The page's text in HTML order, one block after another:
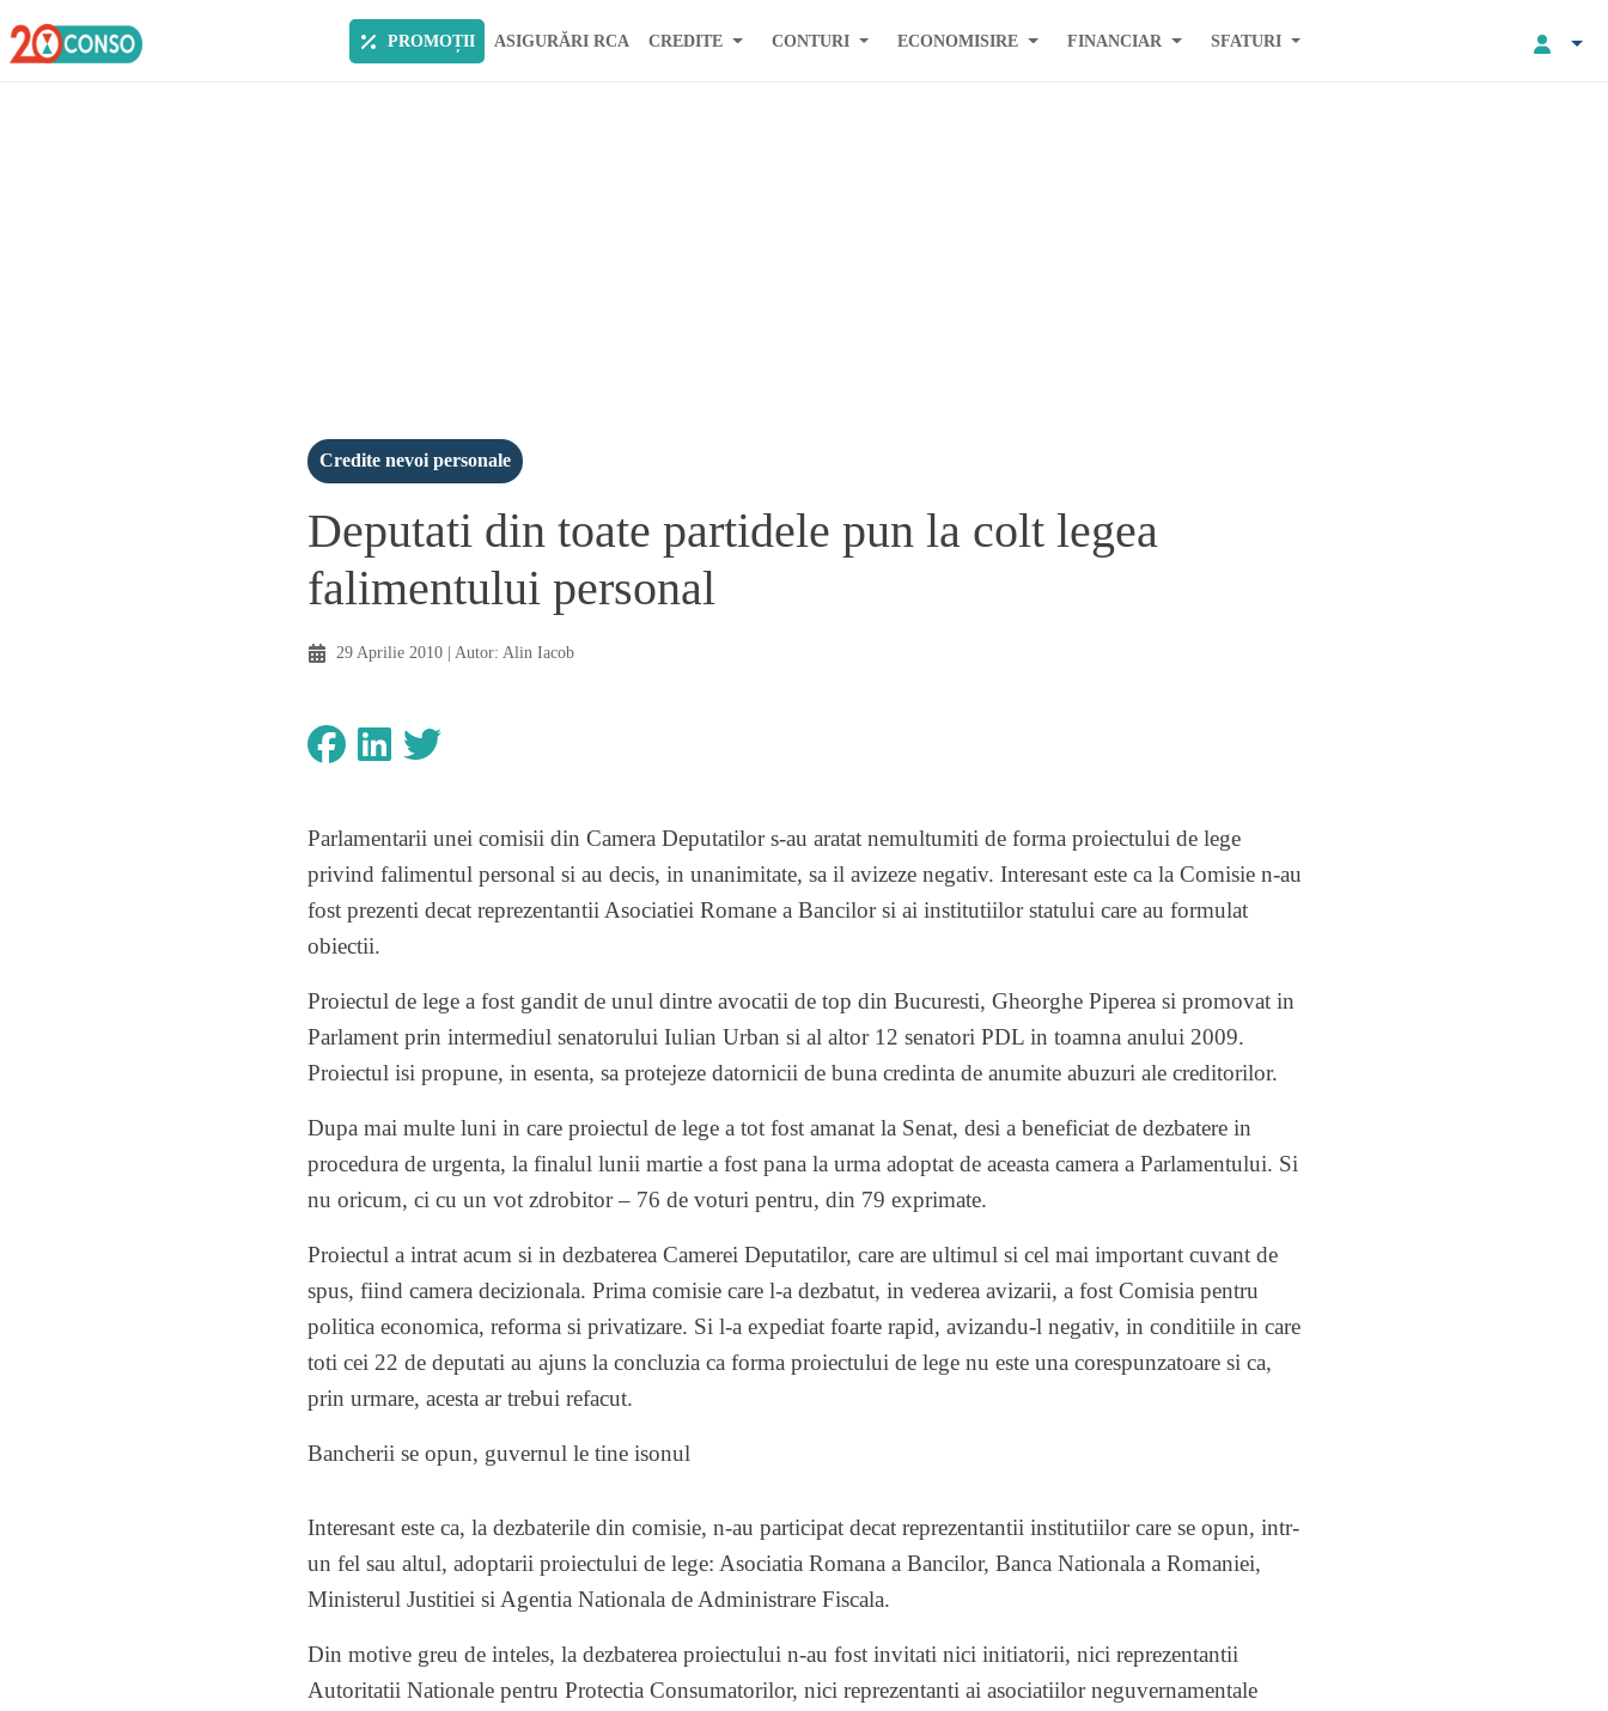
PROMOȚII ASIGURĂRI RCA CREDITE CONTURI ECONOMISIRE FINANCIAR SFATURI
Credite nevoi personale
Deputati din toate partidele pun la colt legea
falimentului personal
29 Aprilie 2010| Autor: Alin Iacob
Parlamentarii unei comisii din Camera Deputatilor s-au aratat nemultumiti de forma proiectului de lege
privind falimentul personal si au decis, in unanimitate, sa il avizeze negativ. Interesant este ca la Comisie n-au
fost prezenti decat reprezentantii Asociatiei Romane a Bancilor si ai institutiilor statului care au formulat
obiectii.
Proiectul de lege a fost gandit de unul dintre avocatii de top din Bucuresti, Gheorghe Piperea si promovat in
Parlament prin intermediul senatorului Iulian Urban si al altor 12 senatori PDL in toamna anului 2009.
Proiectul isi propune, in esenta, sa protejeze datornicii de buna credinta de anumite abuzuri ale creditorilor.
Dupa mai multe luni in care proiectul de lege a tot fost amanat la Senat, desi a beneficiat de dezbatere in
procedura de urgenta, la finalul lunii martie a fost pana la urma adoptat de aceasta camera a Parlamentului. Si
nu oricum, ci cu un vot zdrobitor – 76 de voturi pentru, din 79 exprimate.
Proiectul a intrat acum si in dezbaterea Camerei Deputatilor, care are ultimul si cel mai important cuvant de
spus, fiind camera decizionala. Prima comisie care l-a dezbatut, in vederea avizarii, a fost Comisia pentru
politica economica, reforma si privatizare. Si l-a expediat foarte rapid, avizandu-l negativ, in conditiile in care
toti cei 22 de deputati au ajuns la concluzia ca forma proiectului de lege nu este una corespunzatoare si ca,
prin urmare, acesta ar trebui refacut.
Bancherii se opun, guvernul le tine isonul
Interesant este ca, la dezbaterile din comisie, n-au participat decat reprezentantii institutiilor care se opun, intr-
un fel sau altul, adoptarii proiectului de lege: Asociatia Romana a Bancilor, Banca Nationala a Romaniei,
Ministerul Justitiei si Agentia Nationala de Administrare Fiscala.
Din motive greu de inteles, la dezbaterea proiectului n-au fost invitati nici initiatorii, nici reprezentantii
Autoritatii Nationale pentru Protectia Consumatorilor, nici reprezentanti ai asociatiilor neguvernamentale